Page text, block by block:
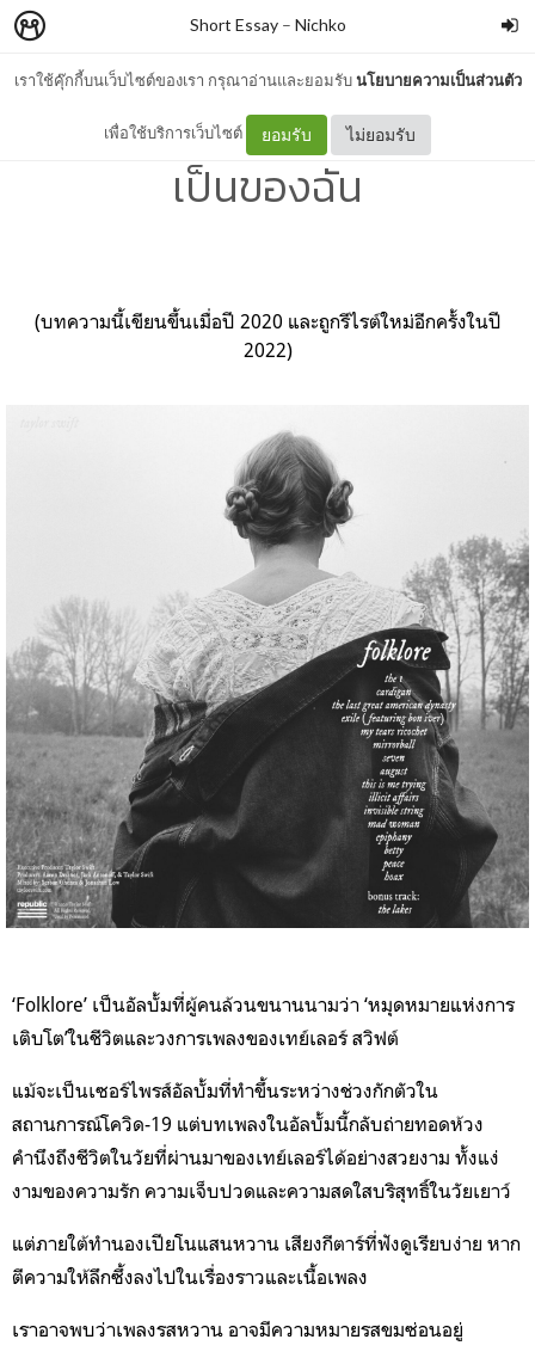
เราใช้คุ๊กกี้บนเว็บไซต์ของเรา กรุณาอ่านและยอมรับนโยบายความเป็นส่วนตัว
เพื่อใช้บริการเว็บไซต์ ยอมรับ ไม่ยอมรับ
Short Essay– Nichko
Folklore : แด่เธอ… ผู้ไม่เคย
เป็นของฉัน
(บทความนี้เขียนขึ้นเมื่อปี 2020 และถูกรีไรต์ใหม่อีกครั้งในปี
2022)
‘Folklore’ เป็นอัลบั้มที่ผู้คนล้วนขนานนามว่า ‘หมุดหมายแห่งการ
เติบโต’ในชีวิตและวงการเพลงของเทย์เลอร์ สวิฟต์
แม้จะเป็นเซอร์ไพรส์อัลบั้มที่ทำขึ้นระหว่างช่วงกักตัวใน
สถานการณ์โควิด-19 แต่บทเพลงในอัลบั้มนี้กลับถ่ายทอดห้วง
คำนึงถึงชีวิตในวัยที่ผ่านมาของเทย์เลอร์ได้อย่างสวยงาม ทั้งแง่
งามของความรัก ความเจ็บปวดและความสดใสบริสุทธิ์ในวัยเยาว์
แต่ภายใต้ทำนองเปียโนแสนหวาน เสียงกีตาร์ที่ฟังดูเรียบง่าย หาก
ตีความให้ลึกซึ้งลงไปในเรื่องราวและเนื้อเพลง
เราอาจพบว่าเพลงรสหวาน อาจมีความหมายรสขมซ่อนอยู่